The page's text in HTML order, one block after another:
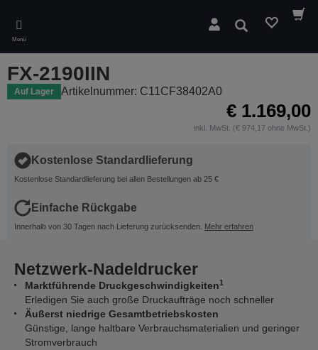
main
content
Menü
Suchen
FX-2190IIN
Auf Lager Artikelnummer: C11CF38402A0
€ 1.169,00
inkl. MwSt. (€ 974,17 ohne MwSt.)
Kostenlose Standardlieferung
Kostenlose Standardlieferung bei allen Bestellungen ab 25 €
Einfache Rückgabe
Innerhalb von 30 Tagen nach Lieferung zurücksenden. Mehr erfahren
Netzwerk-Nadeldrucker
Marktführende Druckgeschwindigkeiten1
Erledigen Sie auch große Druckaufträge noch schneller
Äußerst niedrige Gesamtbetriebskosten
Günstige, lange haltbare Verbrauchsmaterialien und geringer
Stromverbrauch